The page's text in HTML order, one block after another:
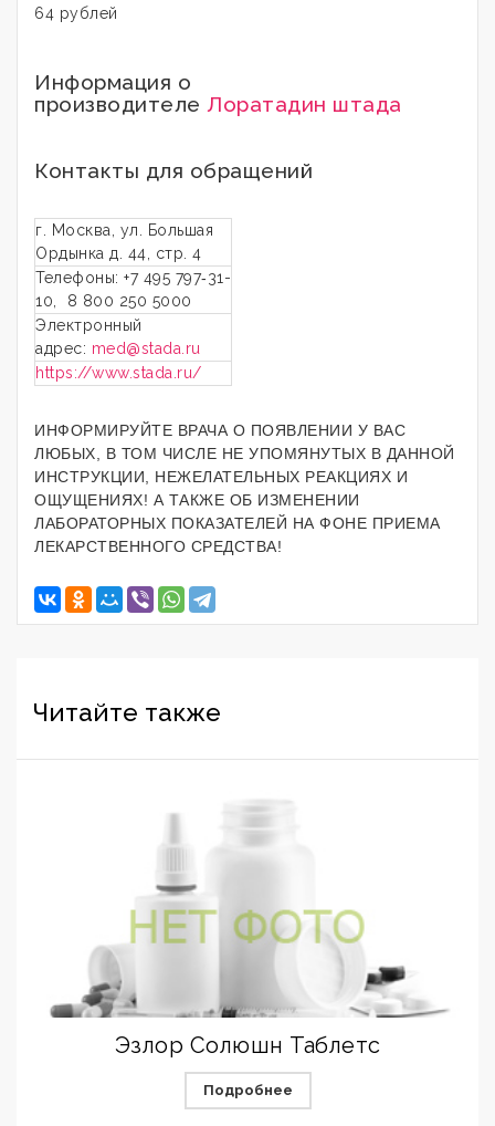
64 рублей
Информация о
производителе Лоратадин штада
Контакты для обращений
г. Москва, ул. Большая
Ордынка д. 44, стр. 4
Телефоны: +7 495 797‑31-
10, 8 800 250 5000
Электронный
адрес: med@stada.ru
https://www.stada.ru/
ИНФОРМИРУЙТЕ ВРАЧА О ПОЯВЛЕНИИ У ВАС
ЛЮБЫХ, В ТОМ ЧИСЛЕ НЕ УПОМЯНУТЫХ В ДАННОЙ
ИНСТРУКЦИИ, НЕЖЕЛАТЕЛЬНЫХ РЕАКЦИЯХ И
ОЩУЩЕНИЯХ! А ТАКЖЕ ОБ ИЗМЕНЕНИИ
ЛАБОРАТОРНЫХ ПОКАЗАТЕЛЕЙ НА ФОНЕ ПРИЕМА
ЛЕКАРСТВЕННОГО СРЕДСТВА!
Читайте также
Эзлор Солюшн Таблетс
Подробнее